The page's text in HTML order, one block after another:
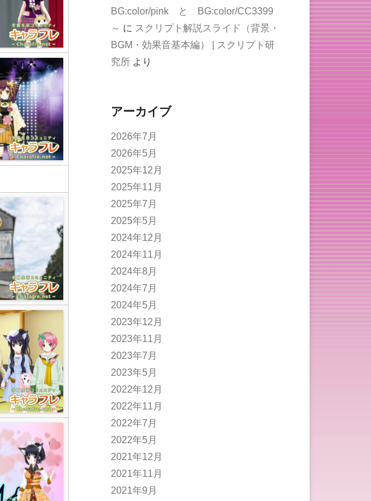
BG:color/pink と BG:color/CC3399
～ に スクリプト解説スライド（背景・
BGM・効果音基本編） | スクリプト研
究所 より
アーカイブ
2026年7月
2026年5月
2025年12月
2025年11月
2025年7月
2025年5月
2024年12月
2024年11月
2024年8月
2024年7月
2024年5月
2023年12月
2023年11月
2023年7月
2023年5月
2022年12月
2022年11月
2022年7月
2022年5月
2021年12月
2021年11月
2021年9月